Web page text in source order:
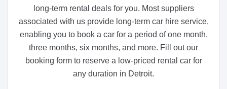
long-term rental deals for you. Most suppliers
associated with us provide long-term car hire service,
enabling you to book a car for a period of one month,
three months, six months, and more. Fill out our
booking form to reserve a low-priced rental car for
any duration in Detroit.